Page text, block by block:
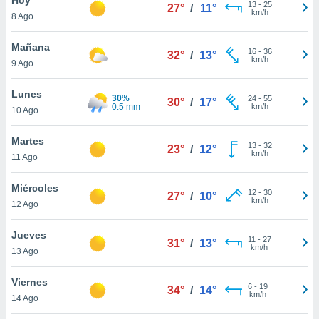
y
en
más
de
8 Ago
27° / 11° 13- 25
km/h
Mañana
9 Ago
32° / 13° 16- 36
km/h
Lunes
10 Ago
30%
0.5 mm
30° / 17° 24- 55
km/h
Martes
11 Ago
23° / 12° 13- 32
km/h
Miércoles
12 Ago
27° / 10° 12- 30
km/h
Jueves
13 Ago
31° / 13° 11 - 27
km/h
Viernes
14 Ago
34° / 14° 6- 19
km/h